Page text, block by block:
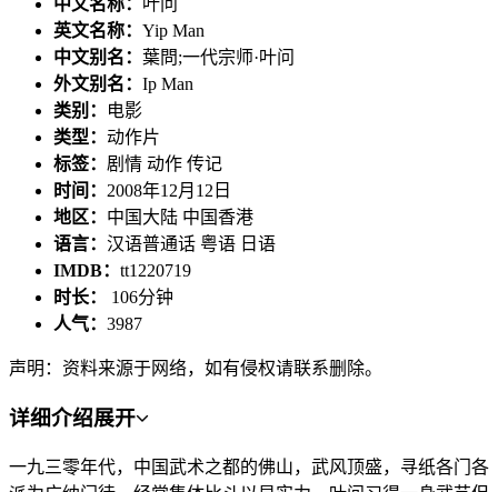
中文名称： 叶问
英文名称： Yip Man
中文别名： 葉問;一代宗师·叶问
外文别名： Ip Man
类别：
电影
类型： 动作片
标签： 剧情 动作 传记
时间： 2008年12月12日
地区： 中国大陆 中国香港
语言： 汉语普通话 粤语 日语
IMDB： tt1220719
时长： 106分钟
人气： 3987
声明：资料来源于网络，如有侵权请联系删除。
详细介绍展开
一九三零年代，中国武术之都的佛山，武风顶盛，寻纸各门各